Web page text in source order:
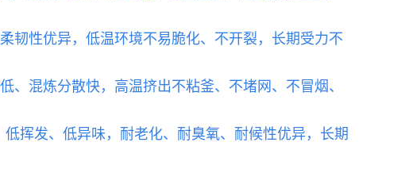
韧性优异，低温环境不易脆化、不开裂，长期受力不
混炼分散快，高温挤出不粘釜、不堵网、不冒烟、
挥发、低异味，耐老化、耐臭氧、耐候性优异，长期